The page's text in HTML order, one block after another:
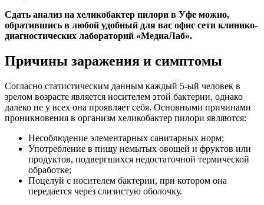
Сдать анализ на хеликобактер пилори в Уфе можно,
обратившись в любой удобный для вас офис сети клинико-
диагностических лабораторий «МедиаЛаб».
Причины заражения и симптомы
Согласно статистическим данным каждый 5-ый человек в
зрелом возрасте является носителем этой бактерии, однако
далеко не у всех она проявляет себя. Основными причинами
проникновения в организм хеликобактер пилори являются:
Несоблюдение элементарных санитарных норм;
Употребление в пищу немытых овощей и фруктов или
продуктов, подвергшихся недостаточной термической
обработке;
Поцелуй с носителем бактерии, при котором она
передается через слизистую оболочку.